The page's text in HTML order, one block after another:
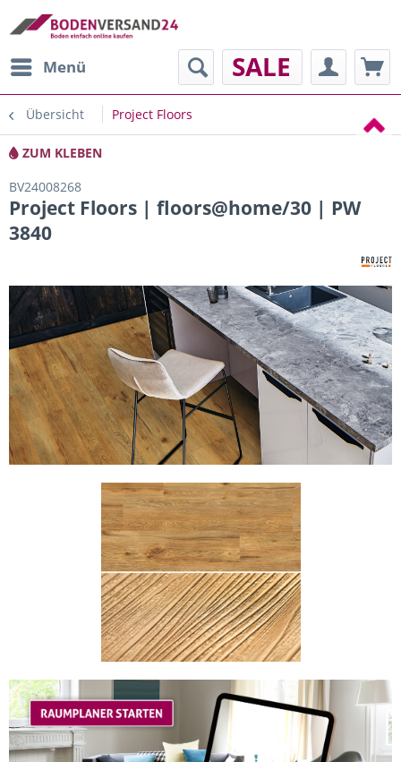
Menü SALE
Übersicht Project Floors
ZUM KLEBEN
BV24008268
Project Floors | floors@home/30 | PW
3840